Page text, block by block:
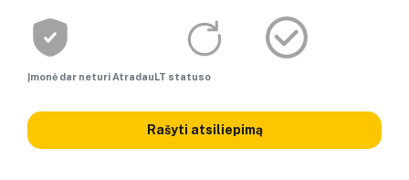
Įmonė dar neturi AtradauLT statuso
Rašyti atsiliepimą